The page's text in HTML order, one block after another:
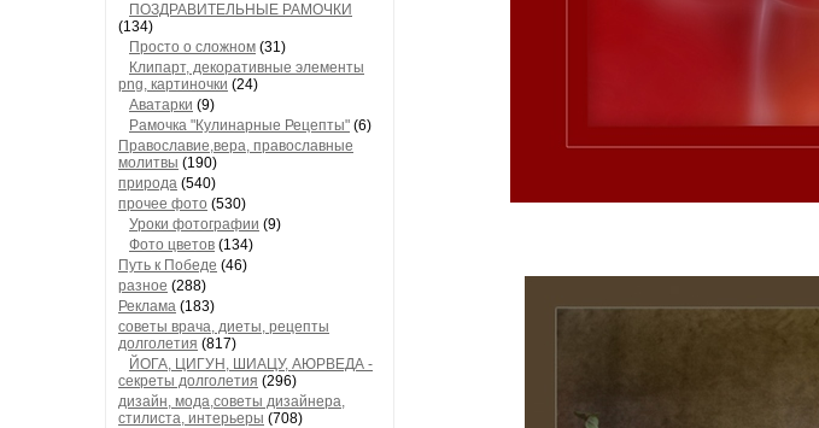
ПОЗДРАВИТЕЛЬНЫЕ РАМОЧКИ
(134)
Просто о сложном (31)
Клипарт, декоративные элементы
png, картиночки (24)
Аватарки (9)
Рамочка "Кулинарные Рецепты" (6)
Православие,вера, православные
молитвы (190)
природа (540)
прочее фото (530)
Уроки фотографии (9)
Фото цветов (134)
Путь к Победе (46)
разное (288)
Реклама (183)
советы врача, диеты, рецепты
долголетия (817)
ЙОГА, ЦИГУН, ШИАЦУ, АЮРВЕДА -
секреты долголетия (296)
дизайн, мода,советы дизайнера,
стилиста, интерьеры (708)